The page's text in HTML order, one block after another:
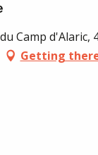
Camp d'Alaric,
Getting